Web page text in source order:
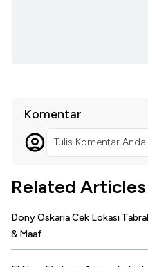
Komentar
Tulis Komentar
Related Articles
Dony Oskaria Cek Lokasi
& Maaf